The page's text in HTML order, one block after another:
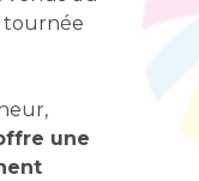
tournée
une